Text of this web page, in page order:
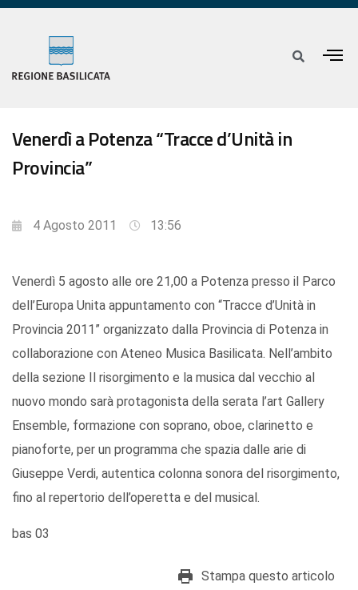
Venerdì a Potenza “Tracce d’Unità in
Provincia”
4 Agosto 2011 13:56
Venerdì 5 agosto alle ore 21,00 a Potenza presso il Parco
dell’Europa Unita appuntamento con “Tracce d’Unità in
Provincia 2011” organizzato dalla Provincia di Potenza in
collaborazione con Ateneo Musica Basilicata. Nell’ambito
della sezione Il risorgimento e la musica dal vecchio al
nuovo mondo sarà protagonista della serata l’art Gallery
Ensemble, formazione con soprano, oboe, clarinetto e
pianoforte, per un programma che spazia dalle arie di
Giuseppe Verdi, autentica colonna sonora del risorgimento,
fino al repertorio dell’operetta e del musical.
bas 03
Stampa questo articolo